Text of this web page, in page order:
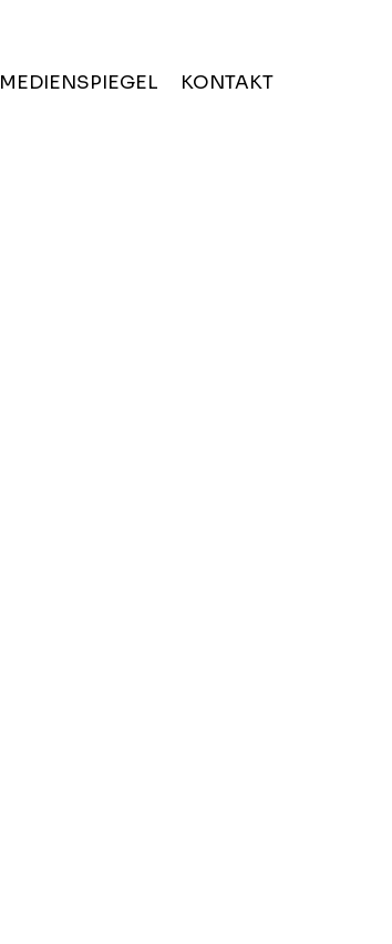
MEDIENSPIEGEL KONTAKT